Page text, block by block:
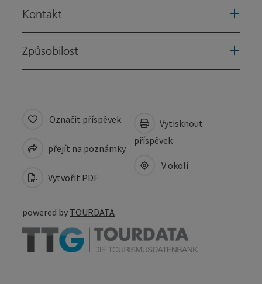
Kontakt
Způsobilost
Označit příspěvek
přejít na poznámky
Vytvořit PDF
Vytisknout
příspěvek
V okolí
powered by TOURDATA